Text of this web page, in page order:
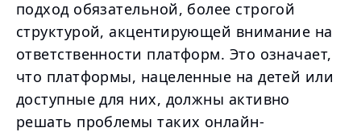
подход обязательной, более строгой
структурой, акцентирующей внимание на
ответственности платформ. Это означает,
что платформы, нацеленные на детей или
доступные для них, должны активно
решать проблемы таких онлайн-